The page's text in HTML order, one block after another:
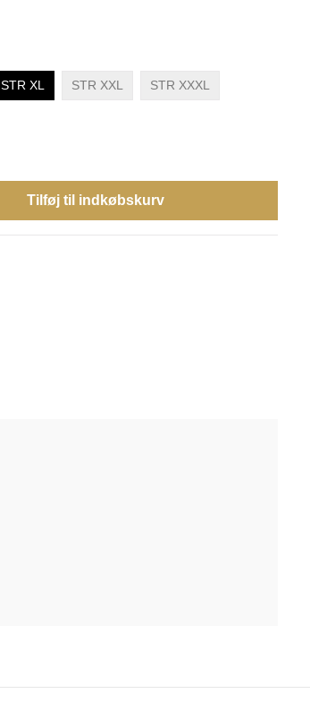
STR XL STR XXL STR XXXL
Tilføj til indkøbskurv